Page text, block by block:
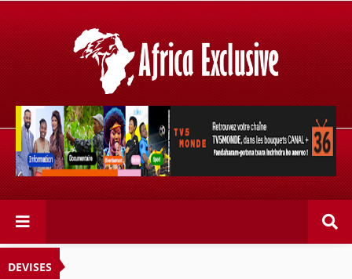
Retrouvez votre chaîne @TV5MONDE, dans les bouquets
CANAL+ 36 . Fandaharam-potoana tsara indrindra ho
anareo!
DEVISES